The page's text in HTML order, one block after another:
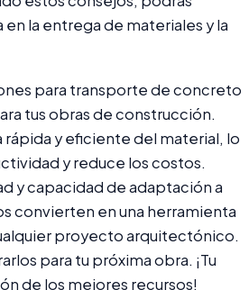
la entrega de materiales y la
para transporte de concreto
tus obras de construcción.
y eficiente del material, lo
y reduce los costos.
y capacidad de adaptación a
convierten en una herramienta
proyecto arquitectónico.
para tu próxima obra. ¡Tu
de los mejores recursos!